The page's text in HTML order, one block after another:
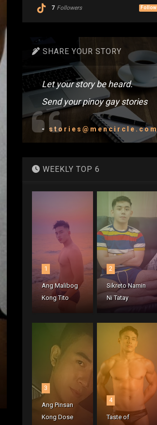
7 Followers Follow
SHARE YOUR STORY
Let your story be heard.
Send your pinoy gay stories
- stories@mencircle.com
WEEKLY TOP 6
1
Ang Malibog
Kong Tito
2
Sikreto Namin
Ni Tatay
3
Ang Pinsan
Kong Dose
4
Taste of